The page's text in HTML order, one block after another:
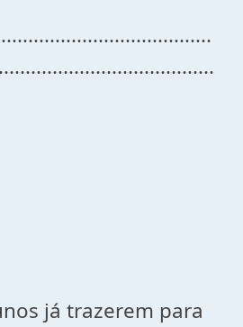
já trazerem para